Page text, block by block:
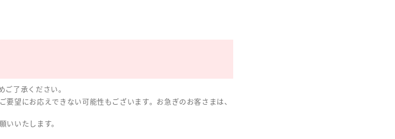
了承ください。
望にお応えできない可能性もございます。お急ぎのお客さまは、
いたします。